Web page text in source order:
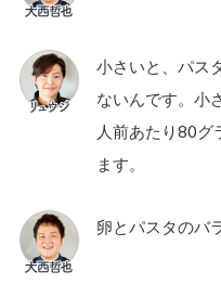
小さいと、パス
ないんです。小
人前あたり80グ
ます。
卵とパスタのバ